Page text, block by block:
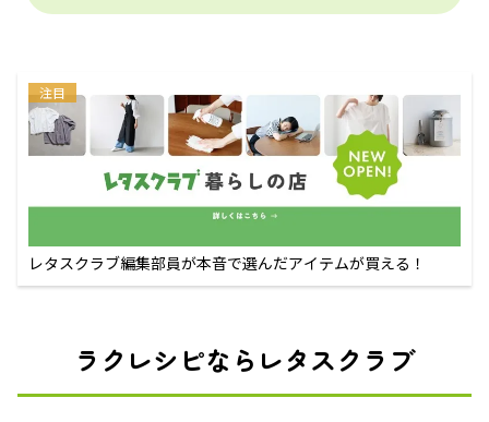
注目
レタスクラブ編集部員が本音で選んだアイテムが買える！
ラクレシピならレタスクラブ